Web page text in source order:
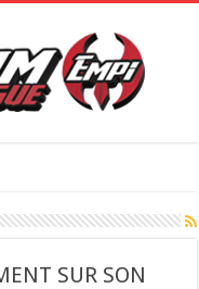
SUR SON